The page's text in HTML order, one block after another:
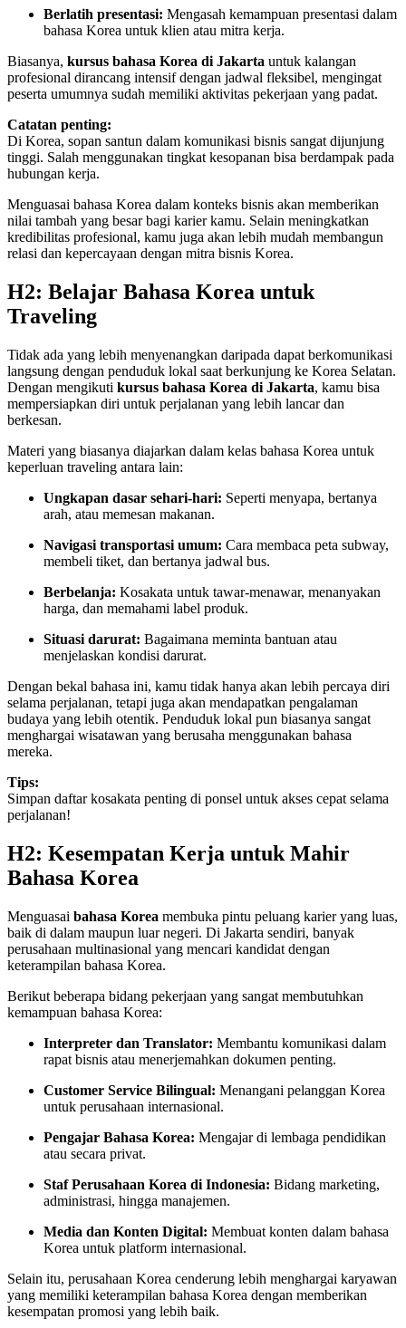
Berlatih presentasi: Mengasah kemampuan presentasi dalam
bahasa Korea untuk klien atau mitra kerja.
Biasanya, kursus bahasa Korea di Jakarta untuk kalangan
profesional dirancang intensif dengan jadwal fleksibel, mengingat
peserta umumnya sudah memiliki aktivitas pekerjaan yang padat.
Catatan penting:
Di Korea, sopan santun dalam komunikasi bisnis sangat dijunjung
tinggi. Salah menggunakan tingkat kesopanan bisa berdampak pada
hubungan kerja.
Menguasai bahasa Korea dalam konteks bisnis akan memberikan
nilai tambah yang besar bagi karier kamu. Selain meningkatkan
kredibilitas profesional, kamu juga akan lebih mudah membangun
relasi dan kepercayaan dengan mitra bisnis Korea.
H2: Belajar Bahasa Korea untuk
Traveling
Tidak ada yang lebih menyenangkan daripada dapat berkomunikasi
langsung dengan penduduk lokal saat berkunjung ke Korea Selatan.
Dengan mengikuti kursus bahasa Korea di Jakarta, kamu bisa
mempersiapkan diri untuk perjalanan yang lebih lancar dan
berkesan.
Materi yang biasanya diajarkan dalam kelas bahasa Korea untuk
keperluan traveling antara lain:
Ungkapan dasar sehari-hari: Seperti menyapa, bertanya
arah, atau memesan makanan.
Navigasi transportasi umum: Cara membaca peta subway,
membeli tiket, dan bertanya jadwal bus.
Berbelanja: Kosakata untuk tawar-menawar, menanyakan
harga, dan memahami label produk.
Situasi darurat: Bagaimana meminta bantuan atau
menjelaskan kondisi darurat.
Dengan bekal bahasa ini, kamu tidak hanya akan lebih percaya diri
selama perjalanan, tetapi juga akan mendapatkan pengalaman
budaya yang lebih otentik. Penduduk lokal pun biasanya sangat
menghargai wisatawan yang berusaha menggunakan bahasa
mereka.
Tips:
Simpan daftar kosakata penting di ponsel untuk akses cepat selama
perjalanan!
H2: Kesempatan Kerja untuk Mahir
Bahasa Korea
Menguasai bahasa Korea membuka pintu peluang karier yang luas,
baik di dalam maupun luar negeri. Di Jakarta sendiri, banyak
perusahaan multinasional yang mencari kandidat dengan
keterampilan bahasa Korea.
Berikut beberapa bidang pekerjaan yang sangat membutuhkan
kemampuan bahasa Korea:
Interpreter dan Translator: Membantu komunikasi dalam
rapat bisnis atau menerjemahkan dokumen penting.
Customer Service Bilingual: Menangani pelanggan Korea
untuk perusahaan internasional.
Pengajar Bahasa Korea: Mengajar di lembaga pendidikan
atau secara privat.
Staf Perusahaan Korea di Indonesia: Bidang marketing,
administrasi, hingga manajemen.
Media dan Konten Digital: Membuat konten dalam bahasa
Korea untuk platform internasional.
Selain itu, perusahaan Korea cenderung lebih menghargai karyawan
yang memiliki keterampilan bahasa Korea dengan memberikan
kesempatan promosi yang lebih baik.